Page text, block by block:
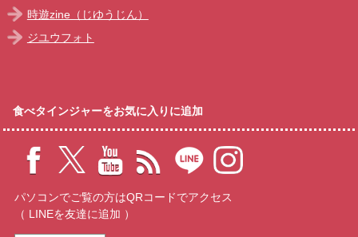
時遊zine（じゆうじん）
ジユウフォト
食べタインジャーをお気に入りに追加
パソコンでご覧の方はQRコードでアクセス
（ LINEを友達に追加 ）